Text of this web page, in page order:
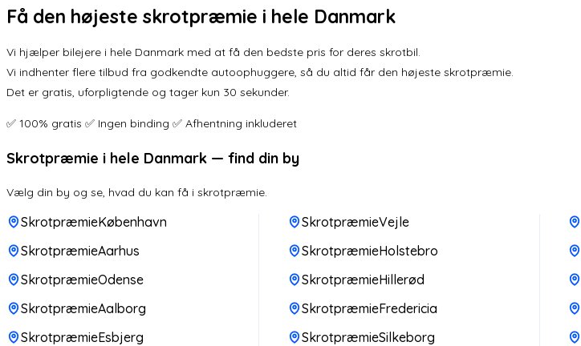
Få den højeste skrotpræmie i hele Danmark
Vi hjælper bilejere i hele Danmark med at få den bedste pris for deres skrotbil.
Vi indhenter flere tilbud fra godkendte autoophuggere, så du altid får den højeste skrotpræmie.
Det er gratis, uforpligtende og tager kun 30 sekunder.
✅ 100% gratis ✅ Ingen binding ✅ Afhentning inkluderet
Skrotpræmie i hele Danmark — find din by
Vælg din by og se, hvad du kan få i skrotpræmie.
SkrotpræmieKøbenhavn
SkrotpræmieAarhus
SkrotpræmieOdense
SkrotpræmieAalborg
SkrotpræmieEsbjerg
SkrotpræmieVejle
SkrotpræmieHolstebro
SkrotpræmieHillerød
SkrotpræmieFredericia
SkrotpræmieSilkeborg